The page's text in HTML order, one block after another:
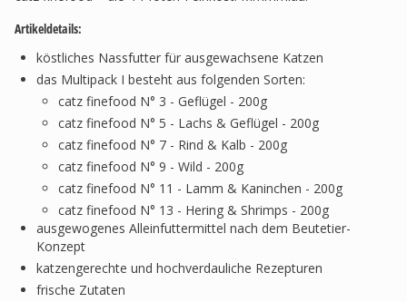
Artikeldetails:
köstliches Nassfutter für ausgewachsene Katzen
das Multipack I besteht aus folgenden Sorten:
catz finefood N° 3 - Geflügel - 200g
catz finefood N° 5 - Lachs & Geflügel - 200g
catz finefood N° 7 - Rind & Kalb - 200g
catz finefood N° 9 - Wild - 200g
catz finefood N° 11 - Lamm & Kaninchen - 200g
catz finefood N° 13 - Hering & Shrimps - 200g
ausgewogenes Alleinfuttermittel nach dem Beutetier-
Konzept
katzengerechte und hochverdauliche Rezepturen
frische Zutaten